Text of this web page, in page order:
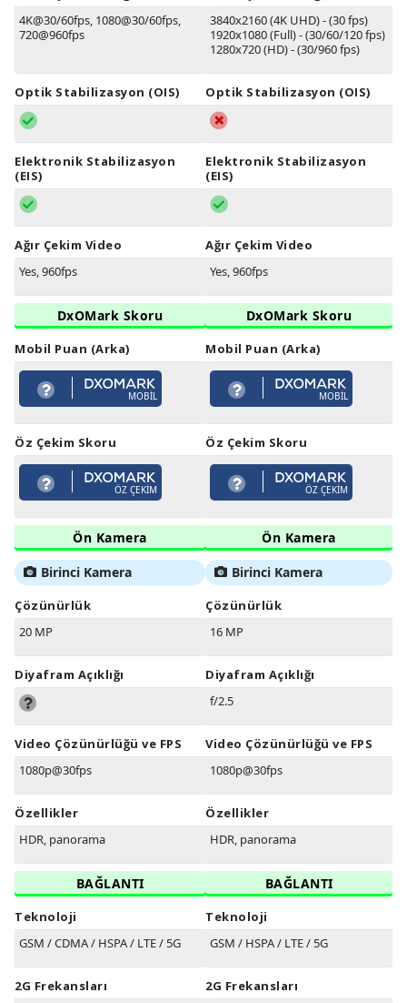
4K@30/60fps, 1080@30/60fps,
720@960fps
Optik Stabilizasyon (OIS)
Elektronik Stabilizasyon
(EIS)
Ağır Çekim Video
Yes, 960fps
DxOMark Skoru
Mobil Puan (Arka)
MOBIL
Öz Çekim Skoru
ÖZ ÇEKIM
Ön Kamera
Birinci Kamera
Çözünürlük
20 MP
Diyafram Açıklığı
Video Çözünürlüğü ve FPS
1080p@30fps
Özellikler
HDR, panorama
BAĞLANTI
Teknoloji
GSM / CDMA / HSPA / LTE / 5G
2G Frekansları
3840x2160 (4K UHD) - (30 fps)
1920x1080 (Full) - (30/60/120 fps)
1280x720 (HD) - (30/960 fps)
Optik Stabilizasyon (OIS)
Elektronik Stabilizasyon
(EIS)
Ağır Çekim Video
Yes, 960fps
DxOMark Skoru
Mobil Puan (Arka)
MOBIL
Öz Çekim Skoru
ÖZ ÇEKIM
Ön Kamera
Birinci Kamera
Çözünürlük
16 MP
Diyafram Açıklığı
f/2.5
Video Çözünürlüğü ve FPS
1080p@30fps
Özellikler
HDR, panorama
BAĞLANTI
Teknoloji
GSM / HSPA / LTE / 5G
2G Frekansları